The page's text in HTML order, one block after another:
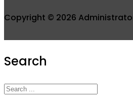
Copyright © 2026
Search